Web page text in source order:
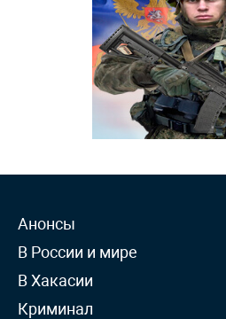
Анонсы
В России и мире
В Хакасии
Криминал